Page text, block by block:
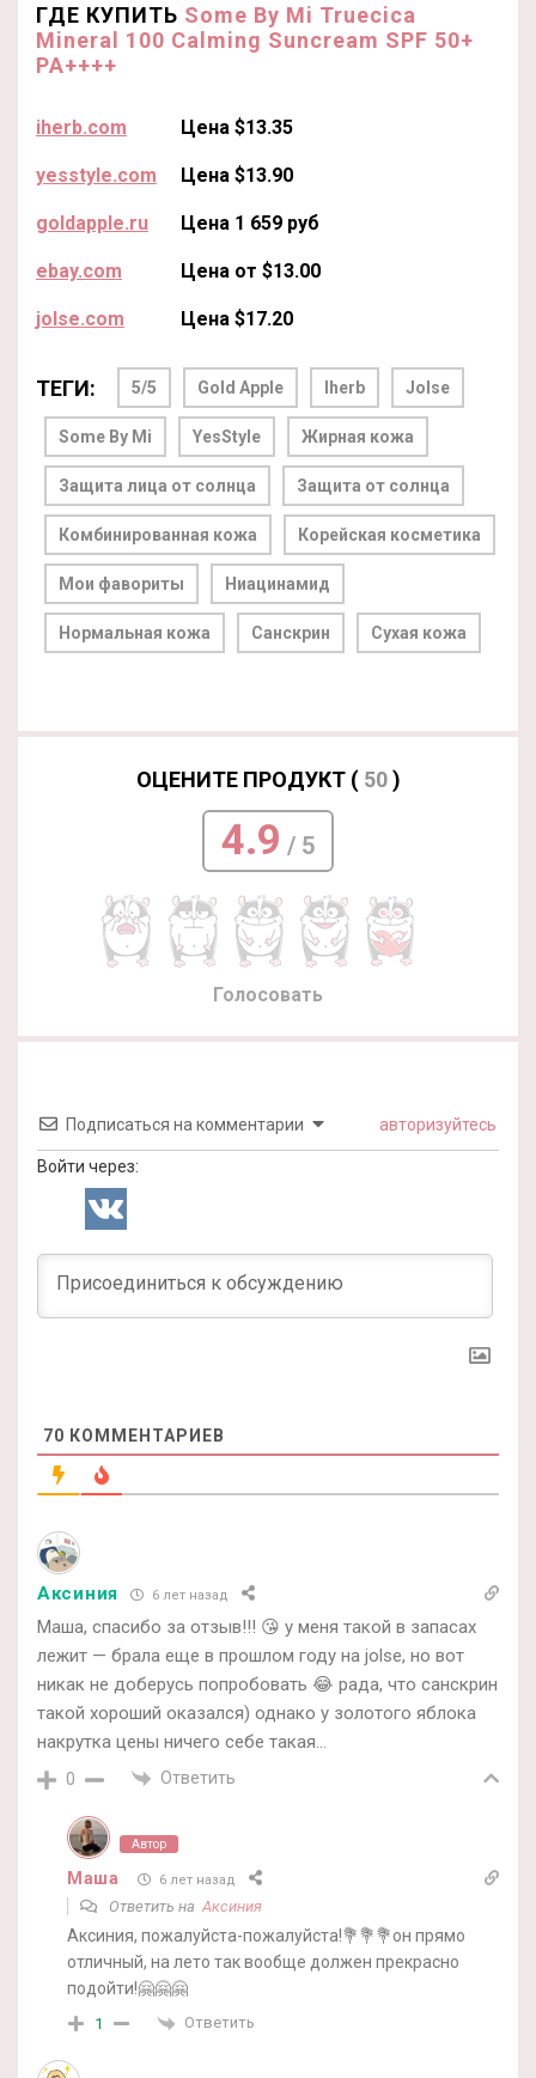
ГДЕ КУПИТЬ Some By Mi Truecica
Mineral 100 Calming Suncream SPF 50+
PA++++
iherb.com Цена $13.35
yesstyle.com Цена $13.90
goldapple.ru Цена 1 659 руб
ebay.com Цена от $13.00
jolse.com Цена $17.20
ТЕГИ: 5/5 Gold Apple Iherb Jolse
Some By Mi YesStyle Жирная кожа
Защита лица от солнца Защита от солнца
Комбинированная кожа Корейская косметика
Мои фавориты Ниацинамид
Нормальная кожа Санскрин Сухая кожа
ОЦЕНИТЕ ПРОДУКТ ( 50)
4.9 / 5
Голосовать
Подписаться на комментарии авторизуйтесь
Войти через:
70 КОММЕНТАРИЕВ
Аксиния 6 лет назад
Маша, спасибо за отзыв!!! 😘 у меня такой в запасах
лежит — брала еще в прошлом году на jolse, но вот
никак не доберусь попробовать 😂 рада, что санскрин
такой хороший оказался) однако у золотого яблока
накрутка цены ничего себе такая…
0 Ответить
Автор
Маша 6 лет назад
Ответить наАксиния
Аксиния, пожалуйста-пожалуйста!💐💐💐он прямо
отличный, на лето так вообще должен прекрасно
подойти!🤗🤗🤗
1 Ответить